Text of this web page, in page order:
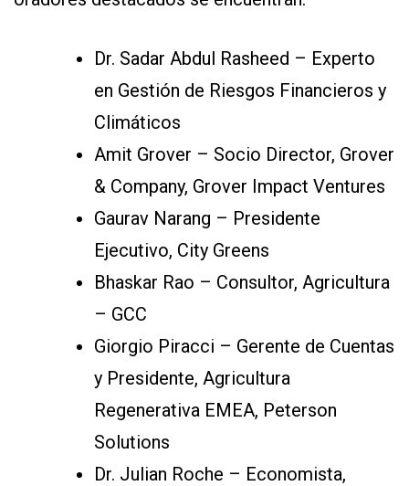
Dr. Sadar Abdul Rasheed – Experto
en Gestión de Riesgos Financieros y
Climáticos
Amit Grover – Socio Director, Grover
& Company, Grover Impact Ventures
Gaurav Narang – Presidente
Ejecutivo, City Greens
Bhaskar Rao – Consultor, Agricultura
– GCC
Giorgio Piracci – Gerente de Cuentas
y Presidente, Agricultura
Regenerativa EMEA, Peterson
Solutions
Dr. Julian Roche – Economista,